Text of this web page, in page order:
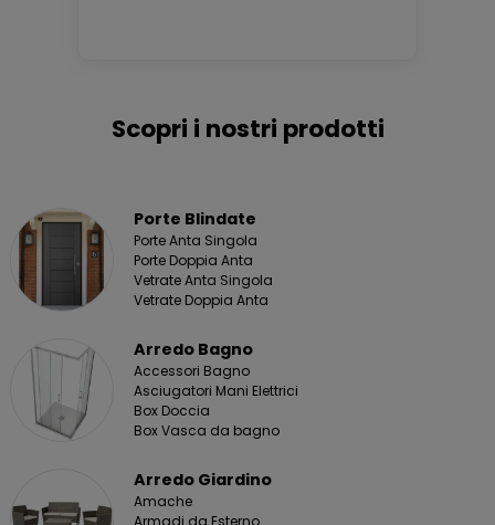
Scopri i nostri prodotti
Porte Blindate
Porte Anta Singola
Porte Doppia Anta
Vetrate Anta Singola
Vetrate Doppia Anta
Arredo Bagno
Accessori Bagno
Asciugatori Mani Elettrici
Box Doccia
Box Vasca da bagno
Arredo Giardino
Amache
Armadi da Esterno